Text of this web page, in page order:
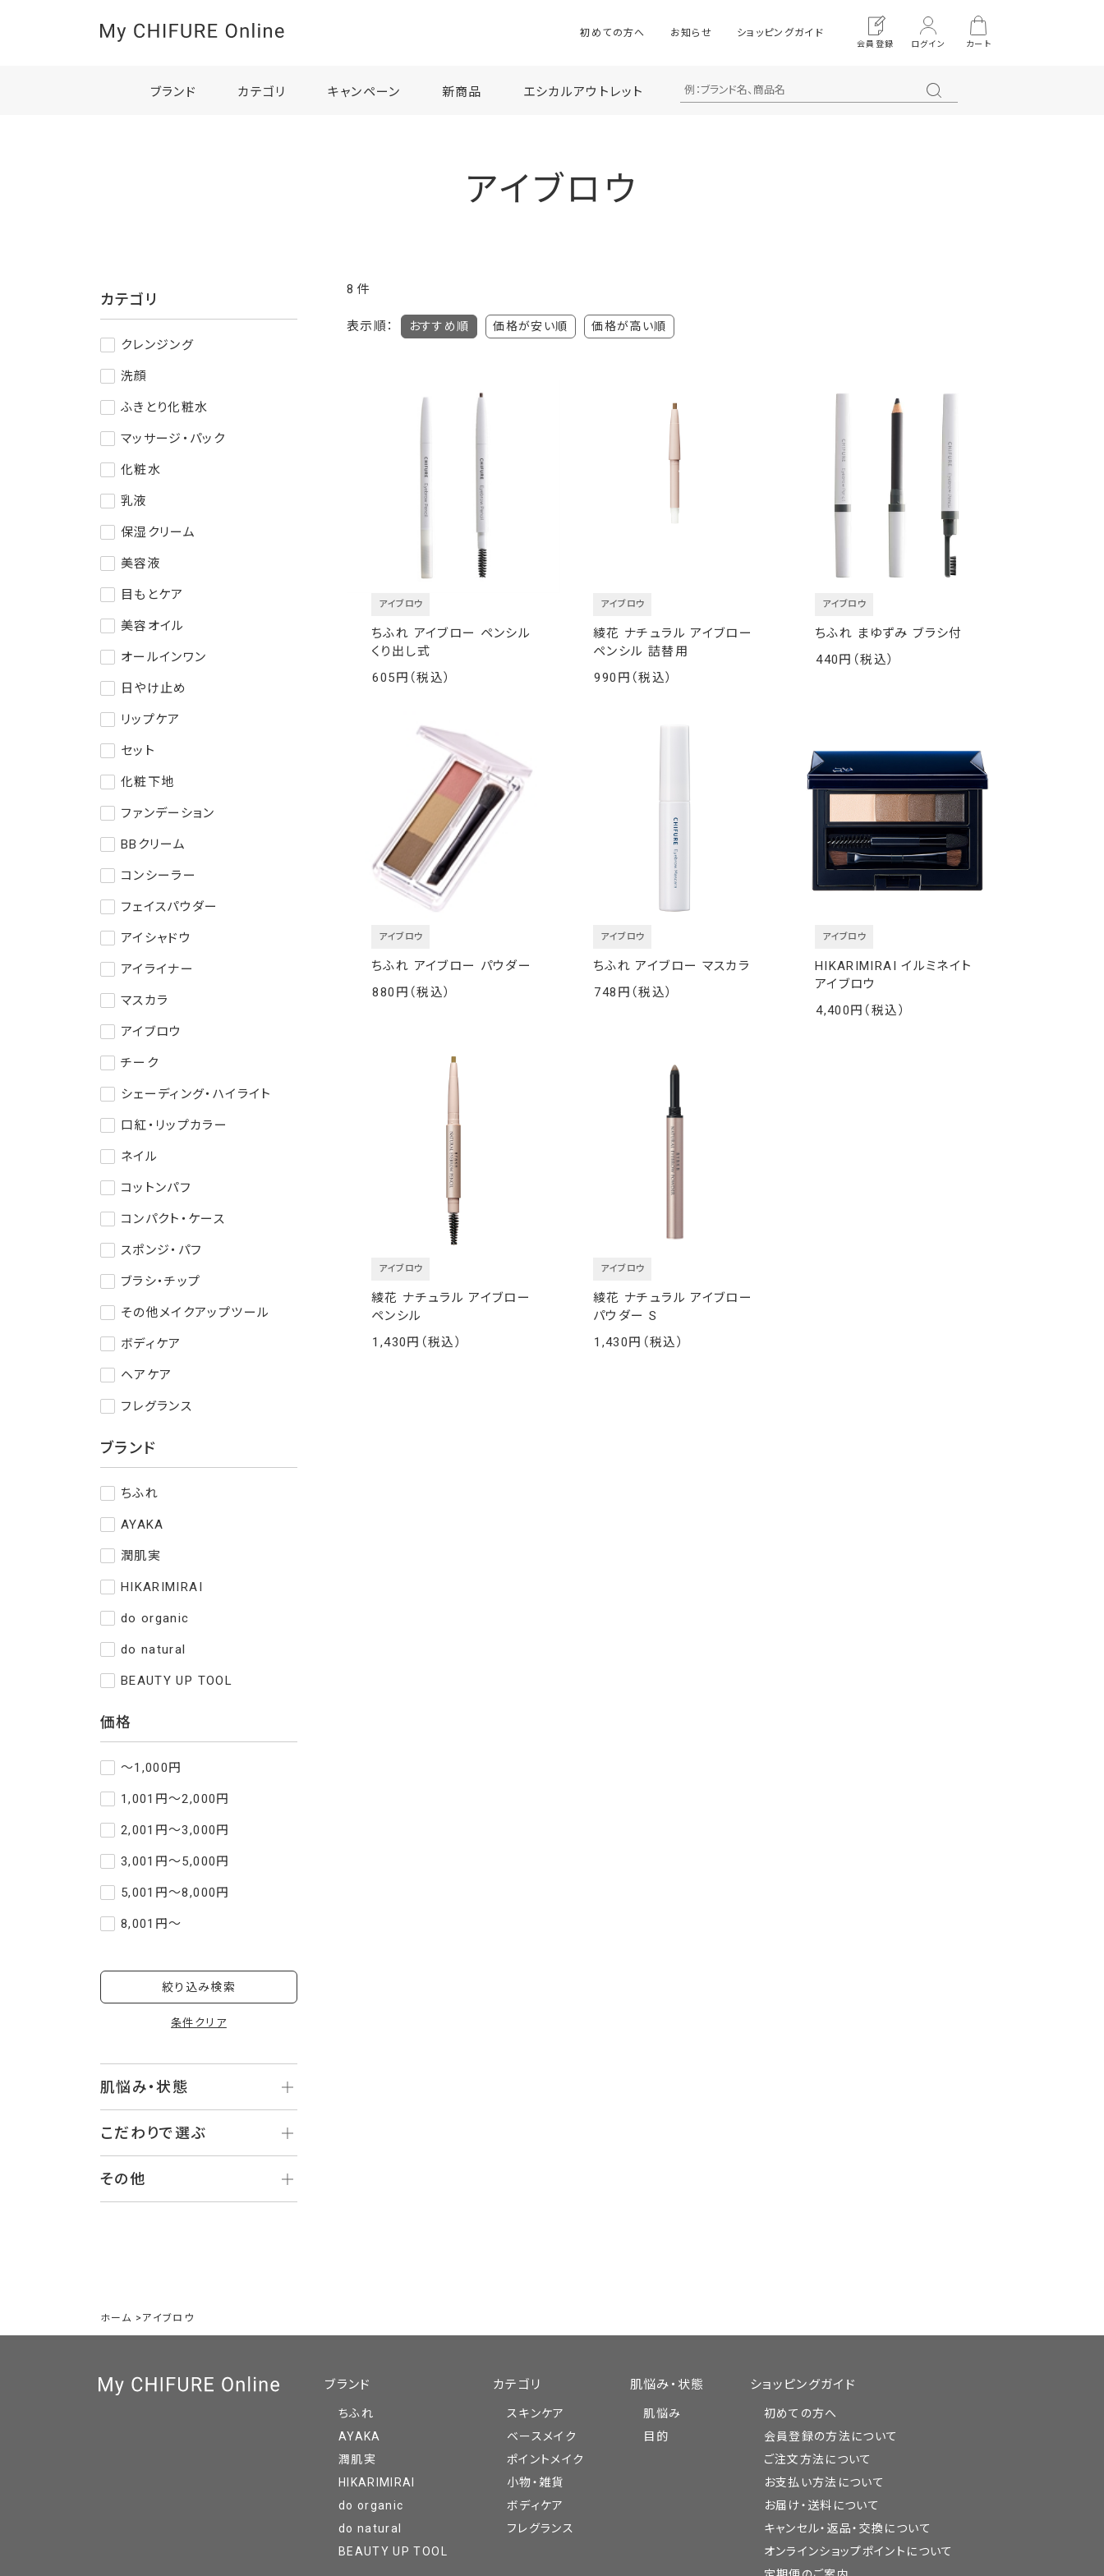
初めての方へ お知らせ ショッピングガイド
会員登録 ログイン カート
ブランド カテゴリ キャンペーン 新商品 エシカルアウトレット
アイブロウ
カテゴリ
クレンジング
洗顔
ふきとり化粧水
マッサージ・パック
化粧水
乳液
保湿クリーム
美容液
目もとケア
美容オイル
オールインワン
日やけ止め
リップケア
セット
化粧下地
ファンデーション
BBクリーム
コンシーラー
フェイスパウダー
アイシャドウ
アイライナー
マスカラ
アイブロウ
チーク
シェーディング・ハイライト
口紅・リップカラー
ネイル
コットンパフ
コンパクト・ケース
スポンジ・パフ
ブラシ・チップ
その他メイクアップツール
ボディケア
ヘアケア
フレグランス
ブランド
ちふれ
AYAKA
潤肌実
HIKARIMIRAI
do organic
do natural
BEAUTY UP TOOL
価格
～1,000円
1,001円～2,000円
2,001円～3,000円
3,001円～5,000円
5,001円～8,000円
8,001円～
肌悩み・状態
こだわりで選ぶ
その他
絞り込み検索
条件クリア
8 件
表示順： おすすめ順 価格が安い順 価格が高い順
ちふれ アイブロー ペンシル
くり出し式
アイブロウ
605
綾花 ナチュラル アイブロー
ペンシル 詰替用
アイブロウ
990
ちふれ まゆずみ ブラシ付
アイブロウ
440
ちふれ アイブロー パウダー
アイブロウ
880
ちふれ アイブロー マスカラ
アイブロウ
748
HIKARIMIRAI イルミネイト
アイブロウ
アイブロウ
4,400
綾花 ナチュラル アイブロー
ペンシル
アイブロウ
1,430
綾花 ナチュラル アイブロー
パウダー S
アイブロウ
1,430
ホーム > アイブロウ
ブランド
ちふれ
AYAKA
潤肌実
HIKARIMIRAI
do organic
do natural
BEAUTY UP TOOL
カテゴリ
スキンケア
ベースメイク
ポイントメイク
小物・雑貨
ボディケア
フレグランス
肌悩み・状態
肌悩み
目的
ショッピングガイド
初めての方へ
会員登録の方法について
ご注文方法について
お支払い方法について
お届け・送料について
キャンセル・返品・交換について
オンラインショップポイントについて